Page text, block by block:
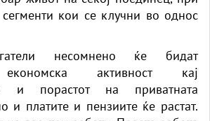
кои се клучни во однос
несомнено ќе бидат
економска активност кај
и порастот на приватната
и платите и пензиите ќе растат.